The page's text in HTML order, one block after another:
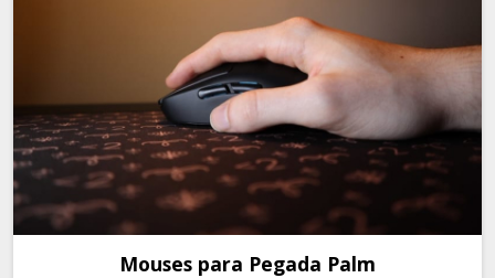
Mouses para Pegada Palm